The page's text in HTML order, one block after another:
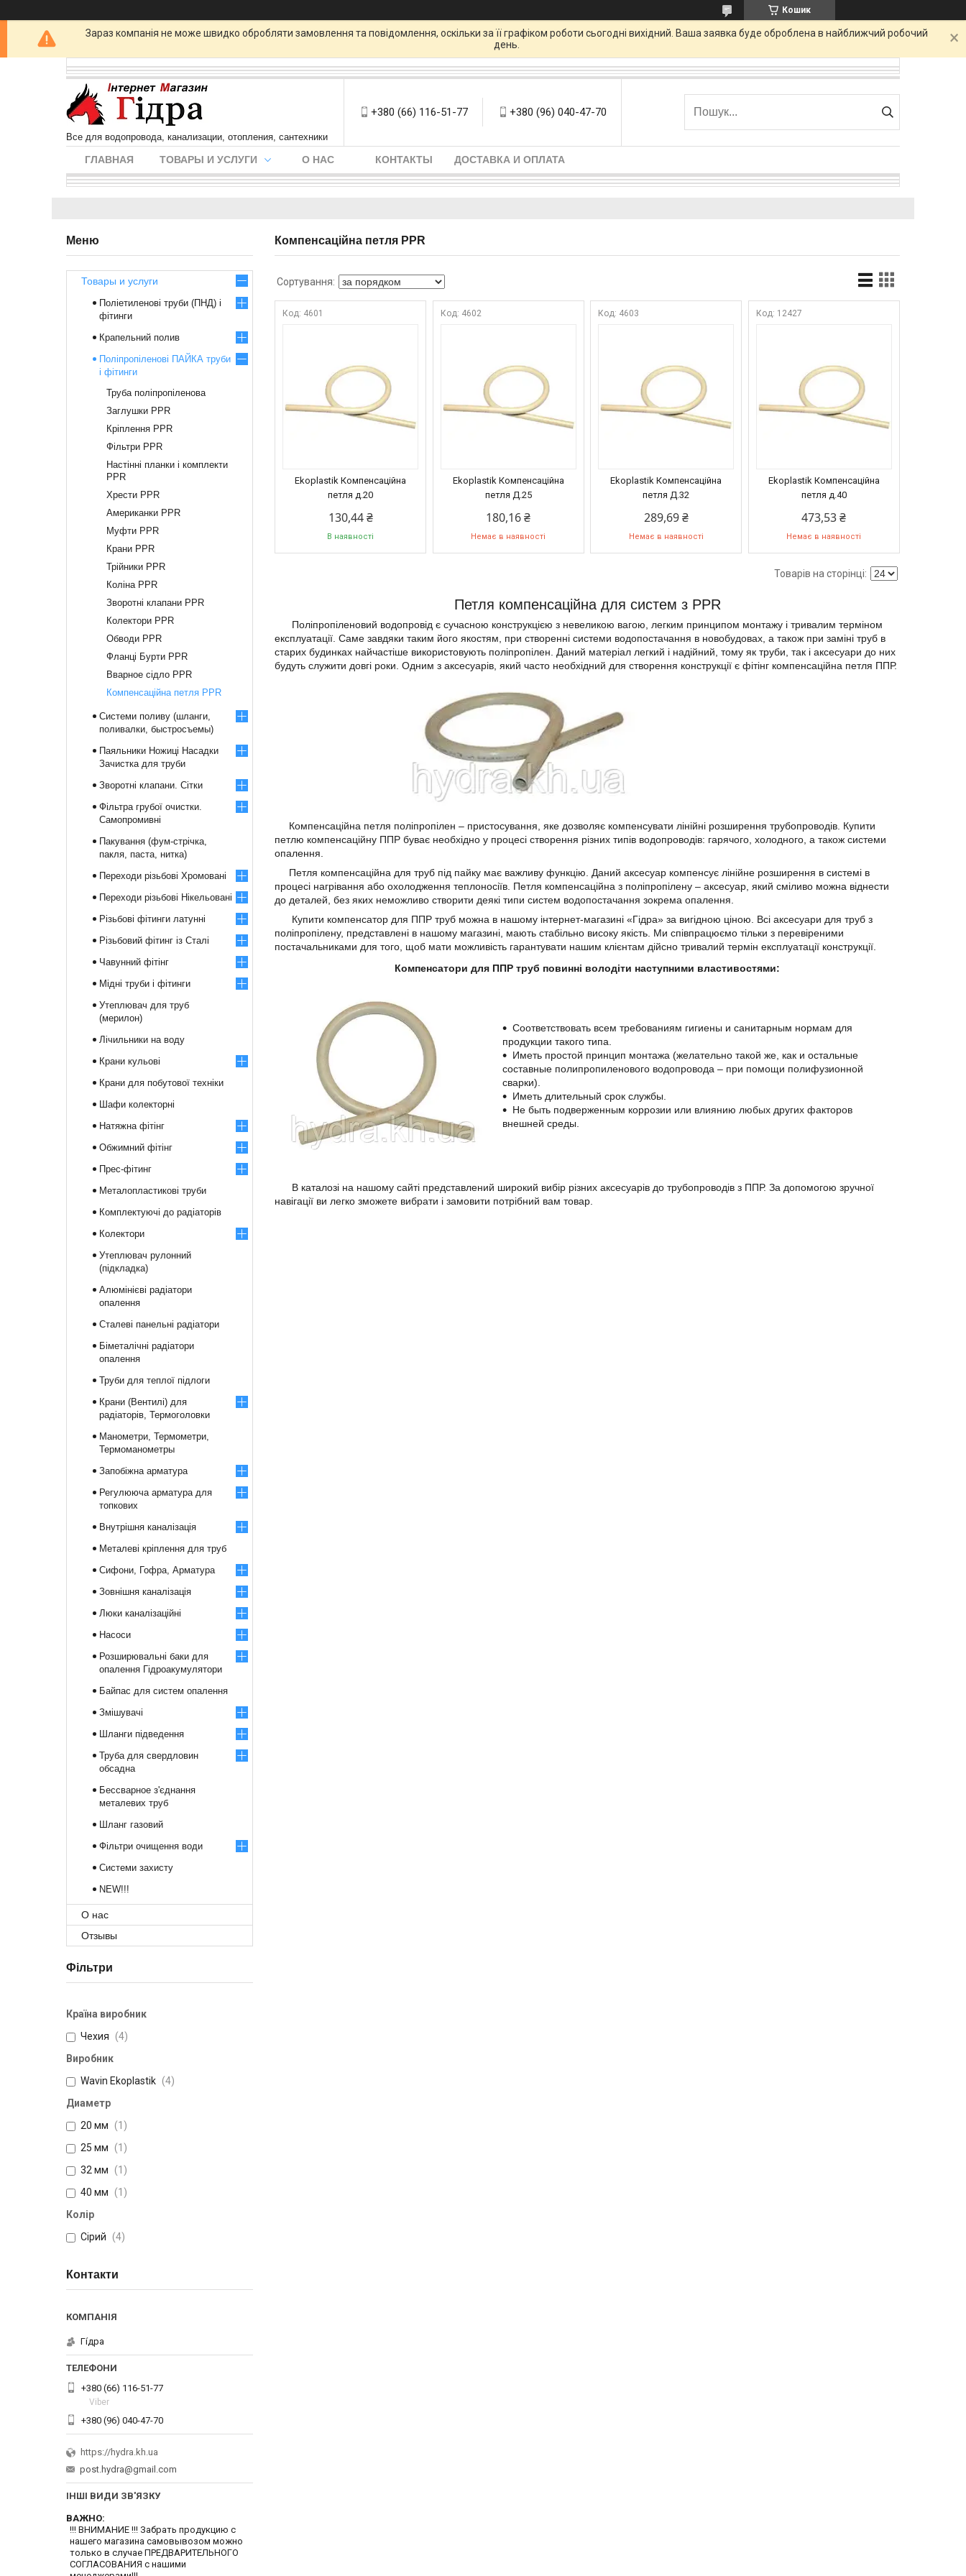
Кошик
Зараз компанія не може швидко обробляти замовлення та повідомлення, оскільки за її графіком роботи сьогодні вихідний. Ваша заявка буде оброблена в найближчий робочий
день.
Все для водопровода, канализации, отопления, сантехники
+380 (66) 116-51-77 +380 (96) 040-47-70
ГЛАВНАЯ ТОВАРЫ И УСЛУГИ О НАС КОНТАКТЫ ДОСТАВКА И ОПЛАТА
Компенсаційна петля PPR
4601
Ekoplastik Компенсаційна
петля д.20
130,44 ₴
В наявності
4602
Ekoplastik Компенсаційна
петля Д.25
180,16 ₴
Немає в наявності
4603
Ekoplastik Компенсаційна
петля Д.32
289,69 ₴
Немає в наявності
12427
Ekoplastik Компенсаційна
петля д.40
473,53 ₴
Немає в наявності
Петля компенсаційна для систем з PPR
Поліпропіленовий водопровід є сучасною конструкцією з невеликою вагою, легким принципом монтажу і тривалим терміном
експлуатації. Саме завдяки таким його якостям, при створенні системи водопостачання в новобудовах, а також при заміні труб в
старих будинках найчастіше використовують поліпропілен. Даний матеріал легкий і надійний, тому як труби, так і аксесуари до них
будуть служити довгі роки. Одним з аксесуарів, який часто необхідний для створення конструкції є фітінг компенсаційна петля ППР.
Компенсаційна петля поліпропілен – пристосування, яке дозволяє компенсувати лінійні розширення трубопроводів. Купити
петлю компенсаційну ППР буває необхідно у процесі створення різних типів водопроводів: гарячого, холодного, а також системи
опалення.
Петля компенсаційна для труб під пайку має важливу функцію. Даний аксесуар компенсує лінійне розширення в системі в
процесі нагрівання або охолодження теплоносіїв. Петля компенсаційна з поліпропілену – аксесуар, який сміливо можна віднести
до деталей, без яких неможливо створити деякі типи систем водопостачання зокрема опалення.
Купити компенсатор для ППР труб можна в нашому інтернет-магазині «Гідра» за вигідною ціною. Всі аксесуари для труб з
поліпропілену, представлені в нашому магазині, мають стабільно високу якість. Ми співпрацюємо тільки з перевіреними
постачальниками для того, щоб мати можливість гарантувати нашим клієнтам дійсно тривалий термін експлуатації конструкції.
Компенсатори для ППР труб повинні володіти наступними властивостями:
Соответствовать всем требованиям гигиены и санитарным нормам для
продукции такого типа.
Иметь простой принцип монтажа (желательно такой же, как и остальные
составные полипропиленового водопровода – при помощи полифузионной
сварки).
Иметь длительный срок службы.
Не быть подверженным коррозии или влиянию любых других факторов
внешней среды.
В каталозі на нашому сайті представлений широкий вибір різних аксесуарів до трубопроводів з ППР. За допомогою зручної
навігації ви легко зможете вибрати і замовити потрібний вам товар.
Товары и услуги
Поліетиленові труби (ПНД) і
фітинги
Крапельний полив
Поліпропіленові ПАЙКА труби
і фітинги
Труба поліпропіленова
Заглушки PPR
Кріплення PPR
Фільтри PPR
Настінні планки і комплекти
PPR
Хрести PPR
Американки PPR
Муфти PPR
Крани PPR
Трійники PPR
Коліна PPR
Зворотні клапани PPR
Колектори PPR
Обводи PPR
Фланці Бурти PPR
Вварное сідло PPR
Компенсаційна петля PPR
Системи поливу (шланги,
поливалки, быстросъемы)
Паяльники Ножиці Насадки
Зачистка для труби
Зворотні клапани. Сітки
Фільтра грубої очистки.
Самопромивні
Пакування (фум-стрічка,
пакля, паста, нитка)
Переходи різьбові Хромовані
Переходи різьбові Нікельовані
Різьбові фітинги латунні
Різьбовий фітинг із Сталі
Чавунний фітінг
Мідні труби і фітинги
Утеплювач для труб
(мерилон)
Лічильники на воду
Крани кульові
Крани для побутової техніки
Шафи колекторні
Натяжна фітінг
Обжимний фітінг
Прес-фітинг
Металопластикові труби
Комплектуючі до радіаторів
Колектори
Утеплювач рулонний
(підкладка)
Алюмінієві радіатори
опалення
Сталеві панельні радіатори
Біметалічні радіатори
опалення
Труби для теплої підлоги
Крани (Вентилі) для
радіаторів, Термоголовки
Манометри, Термометри,
Термоманометры
Запобіжна арматура
Регулююча арматура для
топкових
Внутрішня каналізація
Металеві кріплення для труб
Сифони, Гофра, Арматура
Зовнішня каналізація
Люки каналізаційні
Насоси
Розширювальні баки для
опалення Гідроакумулятори
Байпас для систем опалення
Змішувачі
Шланги підведення
Труба для свердловин
обсадна
Бессварное з'єднання
металевих труб
Шланг газовий
Фільтри очищення води
Системи захисту
NEW!!!
О нас
Отзывы
Фільтри
Країна виробник
Чехия
4
Виробник
Wavin Ekoplastik
4
Диаметр
20 мм
1
25 мм
1
32 мм
1
40 мм
1
Колір
Сірий
4
Контакти
Гі́дра
+380 (66) 116-51-77
Viber
+380 (96) 040-47-70
https://hydra.kh.ua
post.hydra@gmail.com
ІНШІ ВИДИ ЗВ'ЯЗКУ
ВАЖНО
!!! ВНИМАНИЕ !!! Забрать продукцию с
нашего магазина самовывозом можно
только в случае ПРЕДВАРИТЕЛЬНОГО
СОГЛАСОВАНИЯ с нашими